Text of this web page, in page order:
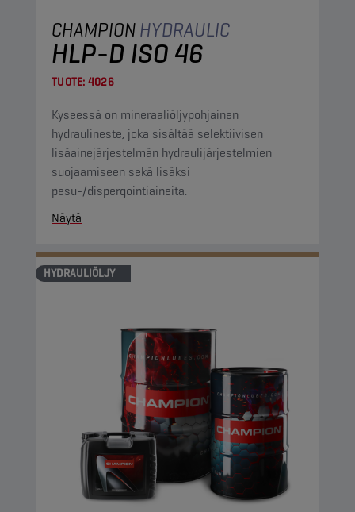
CHAMPIONHYDRAULIC
HLP-D ISO 46
TUOTE: 4026
Kyseessä on mineraaliöljypohjainen
hydraulineste, joka sisältää selektiivisen
lisäainejärjestelmän hydraulijärjestelmien
suojaamiseen sekä lisäksi
pesu-/dispergointiaineita.
Näytä
HYDRAULIÖLJY